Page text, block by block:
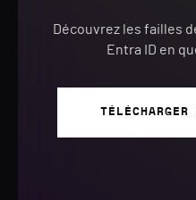
Découvrez les failles
Entra ID en